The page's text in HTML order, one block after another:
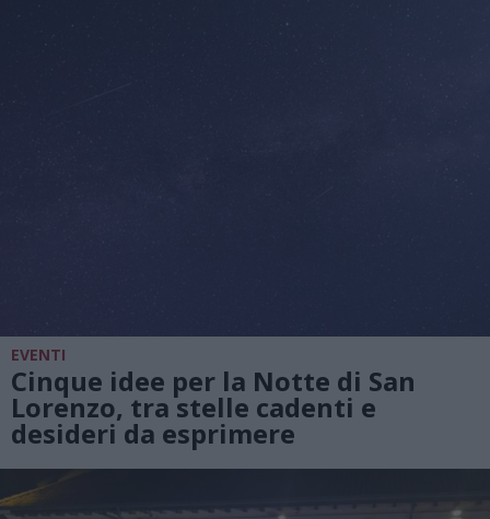
EVENTI
Cinque idee per la Notte di San
Lorenzo, tra stelle cadenti e
desideri da esprimere